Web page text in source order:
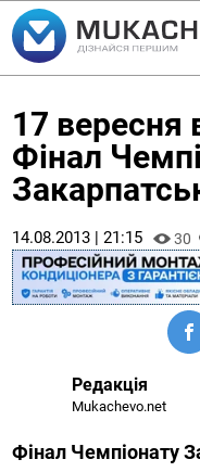
17 вересня
Фінал
14.08.2013 | 21:15 30
Редакція
Mukachevo.net
Фінал Чемпіонату